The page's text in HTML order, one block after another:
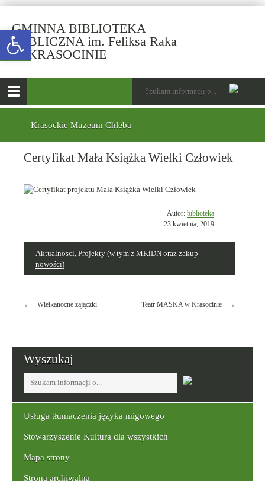
Open toolbar
GMINNA BIBLIOTEKA
PUBLICZNA im. Feliksa Raka
W KRASOCINIE-
Mała
Książka
Wielki
Człowiek
górne
Otwórz
menu
wpisz
szukaną
Krasockie Muzeum Chleba
Certyfikat Mała Książka Wielki Człowiek
Autor:bibliotekaOpublikowano
w
23 kwietnia, 2019
Aktualności, Projekty (w tym z MKiDN oraz zakup
nowości)
Nawigacja
Wielkanocne zajączki Teatr MASKA w Krasocinie
Wyszukaj
wpisz
Usługa tłumaczenia języka migowego
Stowarzyszenie Kultura dla wszystkich
Mapa strony
Strona archiwalna